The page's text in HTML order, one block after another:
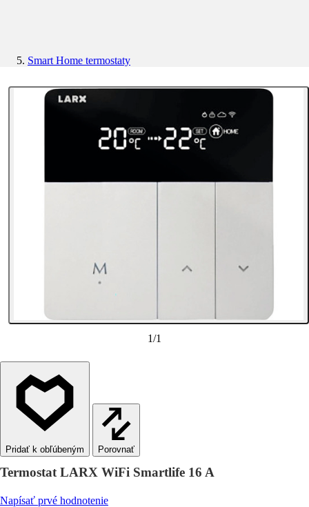
Smart Home termostaty
1/1
Porovnať
Termostat LARX WiFi Smartlife 16 A
Napísať prvé hodnotenie